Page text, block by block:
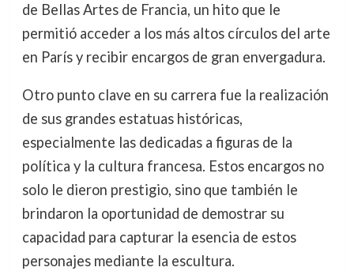
de Bellas Artes de Francia, un hito que le
permitió acceder a los más altos círculos del arte
en París y recibir encargos de gran envergadura.
Otro punto clave en su carrera fue la realización
de sus grandes estatuas históricas,
especialmente las dedicadas a figuras de la
política y la cultura francesa. Estos encargos no
solo le dieron prestigio, sino que también le
brindaron la oportunidad de demostrar su
capacidad para capturar la esencia de estos
personajes mediante la escultura.